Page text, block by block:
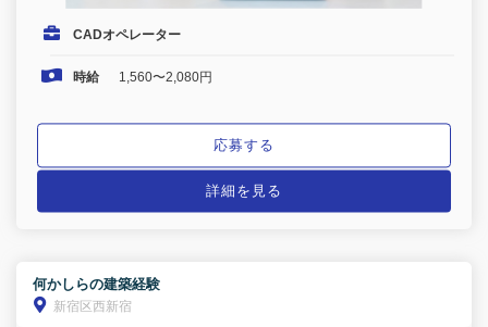
CADオペレーター
時給 1,560〜2,080円
応募する
詳細を見る
何かしらの建築経験
新宿区西新宿